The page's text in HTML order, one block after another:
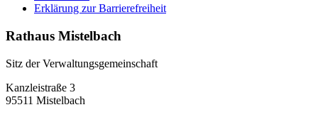
Erklärung zur Barrierefreiheit
Rathaus Mistelbach
Sitz der Verwaltungsgemeinschaft
Kanzleistraße 3
95511 Mistelbach